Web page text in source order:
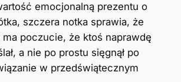
emocjonalną prezentu o
szczera notka sprawia, że
poczucie, że ktoś naprawdę
a nie po prostu sięgnął po
w przedświątecznym